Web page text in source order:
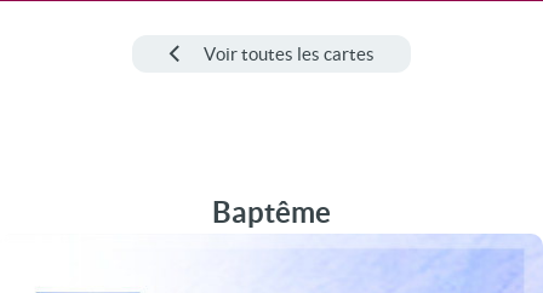
Voir toutes les cartes
Baptême